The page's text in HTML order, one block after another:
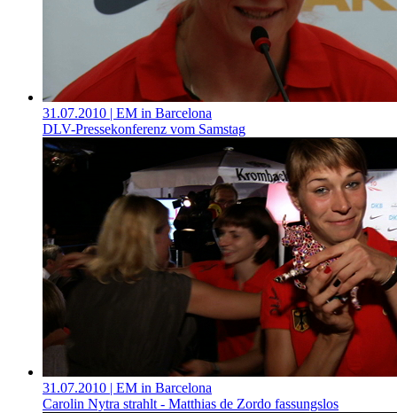
31.07.2010 | EM in Barcelona
DLV-Pressekonferenz vom Samstag
31.07.2010 | EM in Barcelona
Carolin Nytra strahlt - Matthias de Zordo fassungslos